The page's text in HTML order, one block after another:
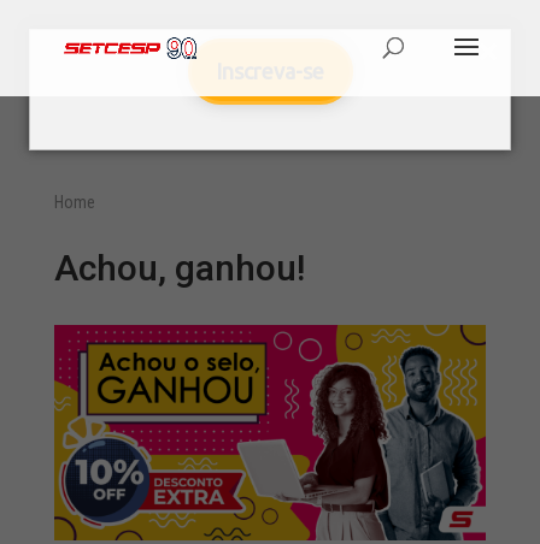
Home
Achou, ganhou!